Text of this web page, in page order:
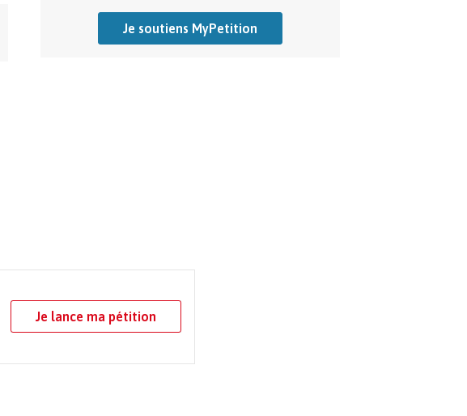
Je soutiens MyPetition
Je lance ma pétition